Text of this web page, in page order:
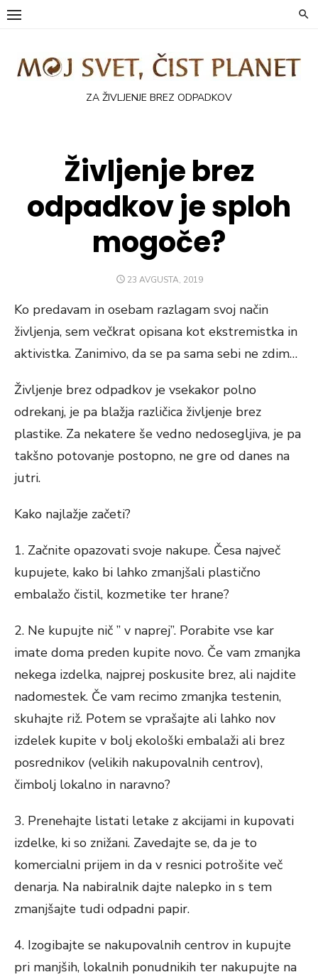
Skip
ZA ŽIVLJENJE BREZ ODPADKOV
Življenje brez
odpadkov je sploh
mogoče?
POSTED
23 AVGUSTA, 2019
Ko predavam in osebam razlagam svoj način
življenja, sem večkrat opisana kot ekstremistka in
aktivistka. Zanimivo, da se pa sama sebi ne zdim…
Življenje brez odpadkov je vsekakor polno
odrekanj, je pa blažja različica življenje brez
plastike. Za nekatere še vedno nedosegljiva, je pa
takšno potovanje postopno, ne gre od danes na
jutri.
Kako najlažje začeti?
1. Začnite opazovati svoje nakupe. Česa največ
kupujete, kako bi lahko zmanjšali plastično
embalažo čistil, kozmetike ter hrane?
2. Ne kupujte nič ” v naprej”. Porabite vse kar
imate doma preden kupite novo. Če vam zmanjka
nekega izdelka, najprej poskusite brez, ali najdite
nadomestek. Če vam recimo zmanjka testenin,
skuhajte riž. Potem se vprašajte ali lahko nov
izdelek kupite v bolj ekološki embalaži ali brez
posrednikov (velikih nakupovalnih centrov),
čimbolj lokalno in naravno?
3. Prenehajte listati letake z akcijami in kupovati
izdelke, ki so znižani. Zavedajte se, da je to
komercialni prijem in da v resnici potrošite več
denarja. Na nabiralnik dajte nalepko in s tem
zmanjšajte tudi odpadni papir.
4. Izogibajte se nakupovalnih centrov in kupujte
pri manjših, lokalnih ponudnikih ter nakupujte na